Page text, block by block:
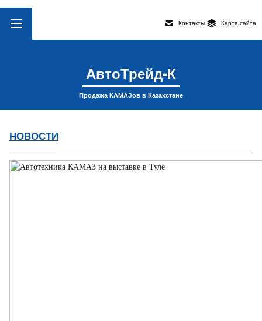
Контакты Карта сайта
АвтоТрейд-К
Продажа КАМАЗов в Казахстане
НОВОСТИ